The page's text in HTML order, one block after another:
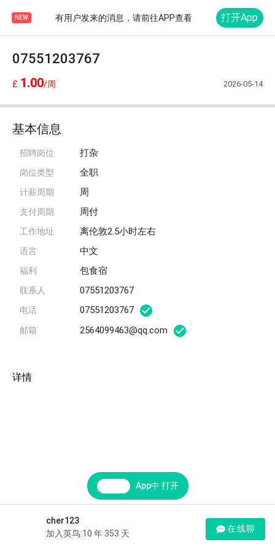
NEW 有用户发来的消息，请前往APP查看 打开App
07551203767
£ 1.00/周 2026-05-14
基本信息
招聘岗位 打杂
岗位类型 全职
计薪周期 周
支付周期 周付
工作地址 离伦敦2.5小时左右
语言 中文
福利 包食宿
联系人 07551203767
电话 07551203767
邮箱 2564099463@qq.com
详情
App中 打开
cher123
加入英鸟:10 年 353 天
在线聊